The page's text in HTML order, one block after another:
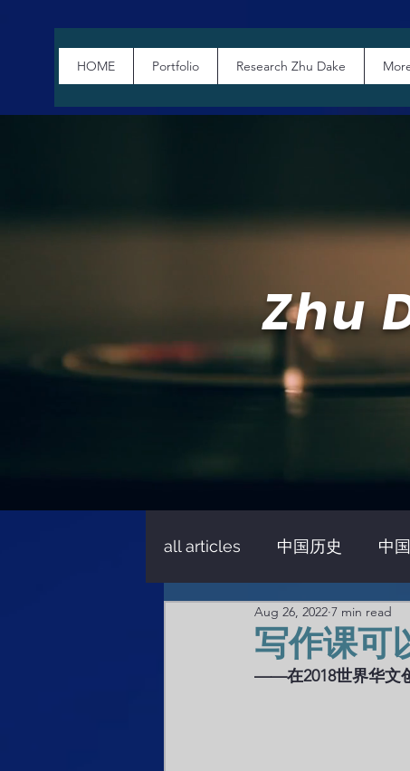
HOME Portfolio Research Zhu Dake
Zhu
all articles 中国历史 中
文化批评 文学批评
写作课可
Aug 26, 2022 7 min read
——在2018世界华文